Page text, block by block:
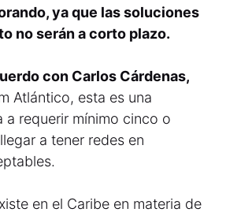
ya que las soluciones
no serán a corto plazo.
con Carlos Cárdenas,
Atlántico, esta es una
a requerir mínimo cinco o
a tener redes en
en el Caribe en materia de